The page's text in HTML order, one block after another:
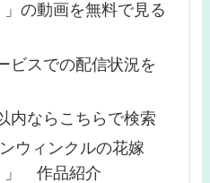
」の動画を無料で見る
ビスでの配信状況を
内ならこちらで検索
ウィンクルの花嫁
」 作品紹介